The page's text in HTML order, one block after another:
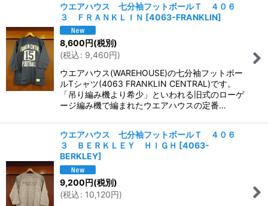
ウエアハウス 七分袖フットボールＴ ４０６
３ ＦＲＡＮＫＬＩＮ [4063-FRANKLIN]
8,600円(税別)
(税込: 9,460円)
ウエアハウス(WAREHOUSE)の七分袖フットボー
ルTシャツ(4063 FRANKLIN CENTRAL)です。
「吊り編み機より希少」といわれる旧式のローゲ
ージ編み機で編まれたウエアハウスの定番…
ウエアハウス 七分袖フットボールＴ ４０６
３ ＢＥＲＫＬＥＹ ＨＩＧＨ [4063-
BERKLEY]
9,200円(税別)
(税込: 10,120円)